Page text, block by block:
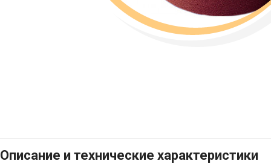
Описание и технические характеристики